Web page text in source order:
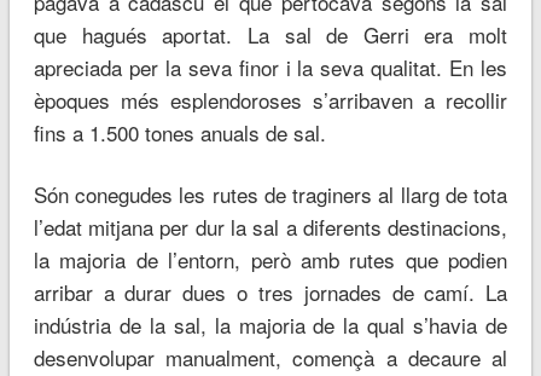
que hagués aportat. La sal de Gerri era molt
apreciada per la seva finor i la seva qualitat. En les
èpoques més esplendoroses s’arribaven a recollir
fins a 1.500 tones anuals de sal.
Són conegudes les rutes de traginers al llarg de tota
l’edat mitjana per dur la sal a diferents destinacions,
la majoria de l’entorn, però amb rutes que podien
arribar a durar dues o tres jornades de camí. La
indústria de la sal, la majoria de la qual s’havia de
desenvolupar manualment, començà a decaure al